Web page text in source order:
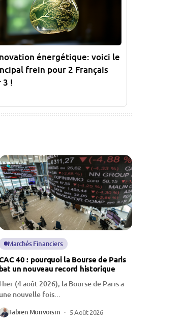
énergétique: voici le
frein pour 2 Français
3 !
Marchés Financiers
40 : pourquoi la Bourse de Paris
bat un nouveau record historique
Hier (4 août 2026), la Bourse de Paris a
une nouvelle fois...
Fabien Monvoisin 5 Août 2026